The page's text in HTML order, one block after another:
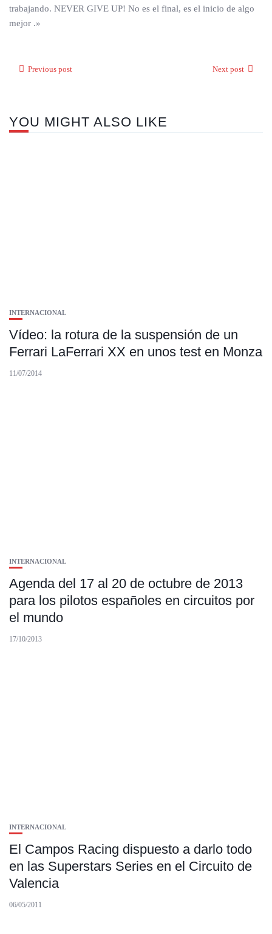
trabajando. NEVER GIVE UP! No es el final, es el inicio de algo
mejor .»
Previous post Next post
YOU MIGHT ALSO LIKE
INTERNACIONAL
Vídeo: la rotura de la suspensión de un
Ferrari LaFerrari XX en unos test en Monza
11/07/2014
INTERNACIONAL
Agenda del 17 al 20 de octubre de 2013
para los pilotos españoles en circuitos por
el mundo
17/10/2013
INTERNACIONAL
El Campos Racing dispuesto a darlo todo
en las Superstars Series en el Circuito de
Valencia
06/05/2011